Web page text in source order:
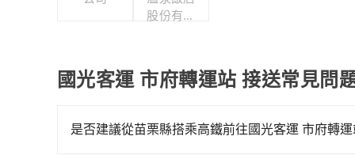
股份有限
國光客運 市府轉運站 接送常見問
是否建議從苗栗縣搭乘高鐵前往國光客運 市府轉運